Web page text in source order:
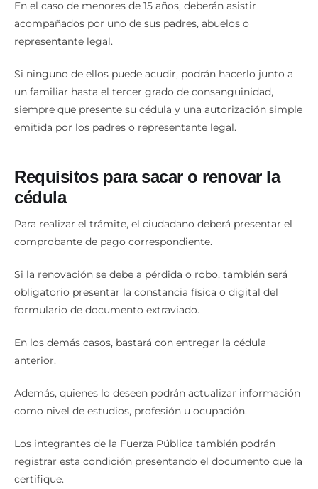
En el caso de menores de 15 años, deberán asistir
acompañados por uno de sus padres, abuelos o
representante legal.
Si ninguno de ellos puede acudir, podrán hacerlo junto a
un familiar hasta el tercer grado de consanguinidad,
siempre que presente su cédula y una autorización simple
emitida por los padres o representante legal.
Requisitos para sacar o renovar la
cédula
Para realizar el trámite, el ciudadano deberá presentar el
comprobante de pago correspondiente.
Si la renovación se debe a pérdida o robo, también será
obligatorio presentar la constancia física o digital del
formulario de documento extraviado.
En los demás casos, bastará con entregar la cédula
anterior.
Además, quienes lo deseen podrán actualizar información
como nivel de estudios, profesión u ocupación.
Los integrantes de la Fuerza Pública también podrán
registrar esta condición presentando el documento que la
certifique.